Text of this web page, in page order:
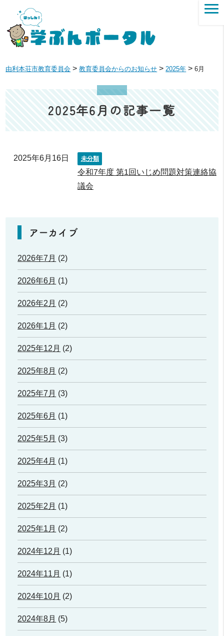
由利本荘市教育委員会 >教育委員会からのお知らせ > 2025年 >6月
2025年6月の記事一覧
2025年6月16日 未分類
令和7年度 第1回いじめ問題対策連絡協
議会
アーカイブ
2026年7月 (2)
2026年6月 (1)
2026年2月 (2)
2026年1月 (2)
2025年12月 (2)
2025年8月 (2)
2025年7月 (3)
2025年6月 (1)
2025年5月 (3)
2025年4月 (1)
2025年3月 (2)
2025年2月 (1)
2025年1月 (2)
2024年12月 (1)
2024年11月 (1)
2024年10月 (2)
2024年8月 (5)